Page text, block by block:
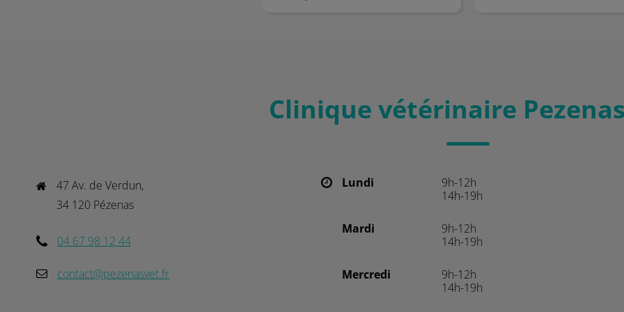
Clinique vétérinaire
47 Av. de Verdun,
34 120 Pézenas
04 67 98 12 44
contact@pezenasvet.fr
Lundi
9h-12h
14h-19h
Mardi
9h-12h
14h-19h
Mercredi
9h-12h
14h-19h